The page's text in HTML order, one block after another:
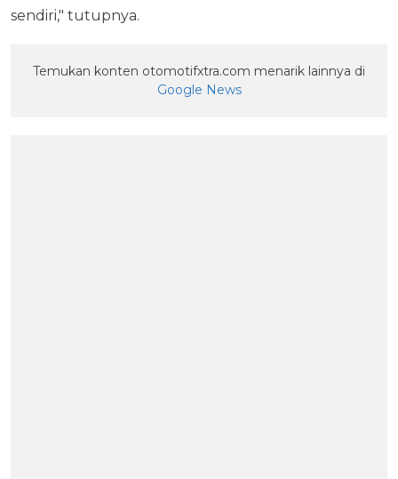
sendiri," tutupnya.
Temukan konten otomotifxtra.com menarik lainnya di
Google News